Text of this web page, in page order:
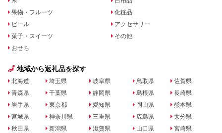
果物・フルーツ
ビール
菓子・スイーツ
おせち
化粧品
アクセサリー
その他
地域から返礼品を探す
北海道
青森県
岩手県
宮城県
秋田県
埼玉県
千葉県
東京都
神奈川県
新潟県
岐阜県
静岡県
愛知県
三重県
滋賀県
鳥取県
島根県
岡山県
広島県
山口県
佐賀県
長崎県
熊本県
大分県
宮崎県